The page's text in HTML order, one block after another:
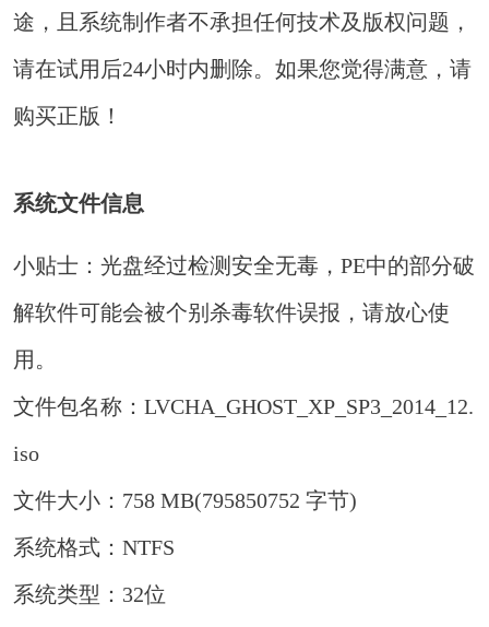
途，且系统制作者不承担任何技术及版权问题，
请在试用后24小时内删除。如果您觉得满意，请
购买正版！
系统文件信息
小贴士：光盘经过检测安全无毒，PE中的部分破
解软件可能会被个别杀毒软件误报，请放心使
用。
文件包名称：LVCHA_GHOST_XP_SP3_2014_12.
iso
文件大小：758 MB(795850752 字节)
系统格式：NTFS
系统类型：32位